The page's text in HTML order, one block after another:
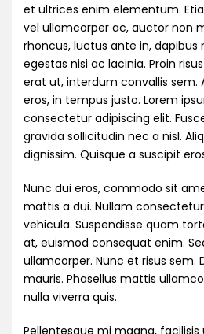
et ultrices enim elementum.
vel ullamcorper ac, auctor non
rhoncus, luctus ante in, dapibus
egestas nisi ac lacinia. Proin
erat ut, interdum convallis sem.
eros, in tempus justo. Lorem
consectetur adipiscing elit.
gravida sollicitudin nec a nisl.
dignissim. Quisque a suscipit
Nunc dui eros, commodo sit
mattis a dui. Nullam
vehicula. Suspendisse quam
at, euismod consequat enim.
ullamcorper. Nunc et risus sem.
mauris. Phasellus mattis
nulla viverra quis.
Pellentesque mi magna,